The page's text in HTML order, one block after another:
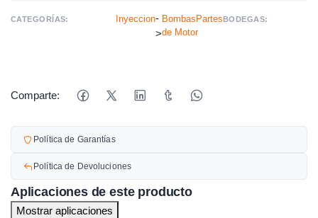
CATEGORÍAS: Inyeccion-
>
BombasPartes
de Motor
BODEGAS:
Comparte:
Política de Garantías
Política de Devoluciones
Aplicaciones de este producto
Mostrar aplicaciones